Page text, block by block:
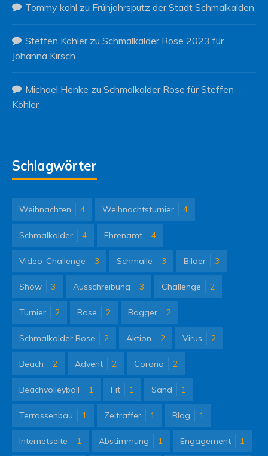
Tommy kohl zu Frühjahrsputz der Stadt Schmalkalden
Steffen Köhlerzu Schmalkalder Rose 2023 für
Johanna Kirsch
Michael Henke zu Schmalkalder Rose für Steffen
Köhler
Schlagwörter
Weihnachten 4 Weihnachtsturnier 4
Schmalkalder 4 Ehrenamt 4
Video-Challenge 3 Schmalle 3 Bilder 3
Show 3 Ausschreibung 3 Challenge 2
Turnier 2 Rose 2 Bagger 2
Schmalkalder Rose 2 Aktion 2 Virus 2
Beach 2 Advent 2 Corona 2
Beachvolleyball 1 Fit 1 Sand 1
Terrassenbau 1 Zeitraffer 1 Blog 1
Internetseite 1 Abstimmung 1 Engagement 1